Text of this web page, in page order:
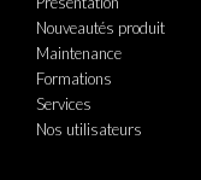
Nouveautés produit
Maintenance
Formations
Services
Nos utilisateurs